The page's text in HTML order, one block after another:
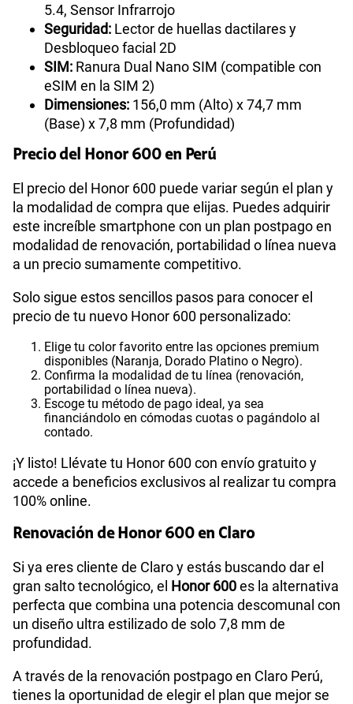
5.4, Sensor Infrarrojo
Seguridad: Lector de huellas dactilares y
Desbloqueo facial 2D
SIM: Ranura Dual Nano SIM (compatible con
eSIM en la SIM 2)
Dimensiones: 156,0 mm (Alto) x 74,7 mm
(Base) x 7,8 mm (Profundidad)
Precio del Honor 600 en Perú
El precio del Honor 600 puede variar según el plan y
la modalidad de compra que elijas. Puedes adquirir
este increíble smartphone con un plan postpago en
modalidad de renovación, portabilidad o línea nueva
a un precio sumamente competitivo.
Solo sigue estos sencillos pasos para conocer el
precio de tu nuevo Honor 600 personalizado:
Elige tu color favorito entre las opciones premium
disponibles (Naranja, Dorado Platino o Negro).
Confirma la modalidad de tu línea (renovación,
portabilidad o línea nueva).
Escoge tu método de pago ideal, ya sea
financiándolo en cómodas cuotas o pagándolo al
contado.
¡Y listo! Llévate tu Honor 600 con envío gratuito y
accede a beneficios exclusivos al realizar tu compra
100% online.
Renovación de Honor 600 en Claro
Si ya eres cliente de Claro y estás buscando dar el
gran salto tecnológico, el Honor 600es la alternativa
perfecta que combina una potencia descomunal con
un diseño ultra estilizado de solo 7,8 mm de
profundidad.
A través de la renovación postpago en Claro Perú,
tienes la oportunidad de elegir el plan que mejor se